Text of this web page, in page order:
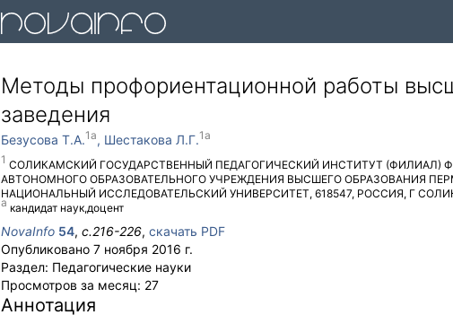
Методы профориентационной работы
заведения
Безусова Т.А.
СОЛИКАМСКИЙ ГОСУДАРСТВЕННЫЙ ПЕДАГОГИЧЕСКИЙ ИНСТИТУТ (ФИЛИАЛ)
АВТОНОМНОГО ОБРАЗОВАТЕЛЬНОГО УЧРЕЖДЕНИЯ ВЫСШЕГО ОБРАЗОВАНИЯ
НАЦИОНАЛЬНЫЙ ИССЛЕДОВАТЕЛЬСКИЙ УНИВЕРСИТЕТ, 618547, РОССИЯ, Г
кандидат наук,доцент
Шестакова Л.Г.
NovaInfo 54, с.216-226, скачать PDF
Опубликовано 7 ноября 2016 г.
Раздел: Педагогические науки
Просмотров за месяц: 27
Аннотация